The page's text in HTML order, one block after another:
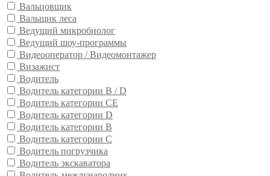
Вальцовщик
Вальщик леса
Ведущий микробиолог
Ведущий шоу-программы
Видеооператор / Видеомонтажер
Визажист
Водитель
Водитель категории B / D
Водитель категории CE
Водитель категории D
Водитель категории В
Водитель категории С
Водитель погрузчика
Водитель экскаватора